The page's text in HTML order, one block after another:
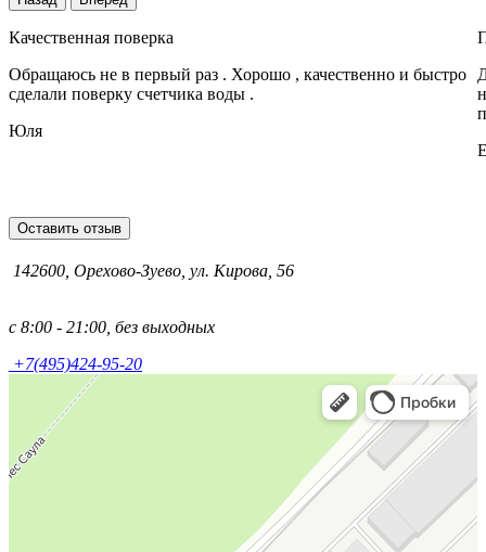
Качественная поверка
Обращаюсь не в первый раз . Хорошо , качественно и быстро
сделали поверку счетчика воды .
Юля
Оставить отзыв
142600, Орехово-Зуево, ул. Кирова, 56
с 8:00 - 21:00, без выходных
+7(495)424-95-20